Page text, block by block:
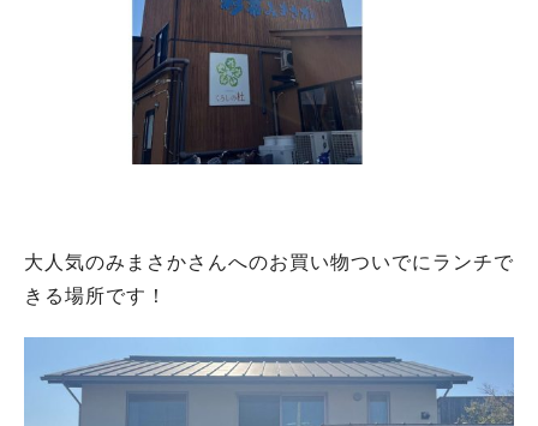
大人気のみまさかさんへのお買い物ついでにランチで
きる場所です！